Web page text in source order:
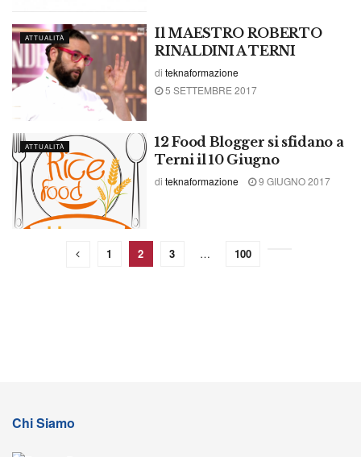
ATTUALITÀ
Il MAESTRO ROBERTO
RINALDINI A TERNI
di teknaformazione
5 SETTEMBRE 2017
ATTUALITÀ
12 Food Blogger si sfidano a
Terni il 10 Giugno
di teknaformazione 9 GIUGNO 2017
1 2 3 … 100
Chi Siamo